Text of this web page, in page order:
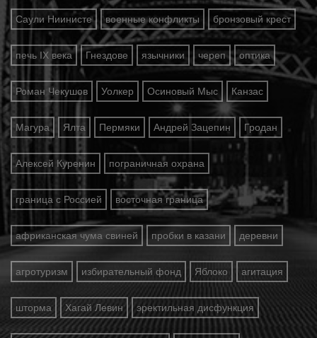
Саули Ниинисте военные конфликты бронзовый крест
печь IX века Гнездове язычники череп оптика
Роман Чекушов Уолкер Осиновый Мыс Канзас
Магура Ялта Пермяки Андрей Зацепин Гродан
Алексей Куренин пограничная охрана
граница с Россией восточная граница
африканская чума свиней пробки в казани деревни
агротуризм избирательный фонд Яблоко агитация
шторма Хагай Левин эректильная дисфункция